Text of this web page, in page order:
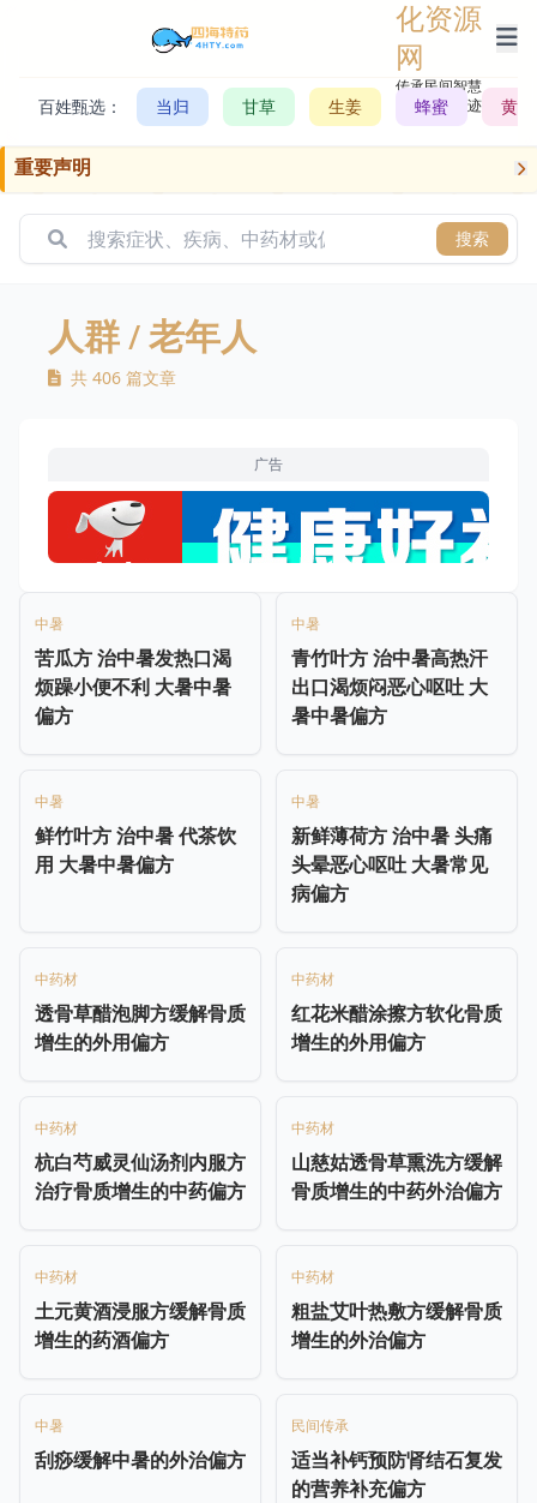
化资源
网
传承民间智慧，
记录历史轨迹
百姓甄选： 当归 甘草 生姜 蜂蜜 黄芪
重要声明
搜索
人群/ 老年人
共 406 篇文章
广告
中暑
苦瓜方 治中暑发热口渴
烦躁小便不利 大暑中暑
偏方
中暑
青竹叶方 治中暑高热汗
出口渴烦闷恶心呕吐 大
暑中暑偏方
中暑
鲜竹叶方 治中暑 代茶饮
用 大暑中暑偏方
中暑
新鲜薄荷方 治中暑 头痛
头晕恶心呕吐 大暑常见
病偏方
中药材
透骨草醋泡脚方缓解骨质
增生的外用偏方
中药材
红花米醋涂擦方软化骨质
增生的外用偏方
中药材
杭白芍威灵仙汤剂内服方
治疗骨质增生的中药偏方
中药材
山慈姑透骨草熏洗方缓解
骨质增生的中药外治偏方
中药材
土元黄酒浸服方缓解骨质
增生的药酒偏方
中药材
粗盐艾叶热敷方缓解骨质
增生的外治偏方
中暑
刮痧缓解中暑的外治偏方
民间传承
适当补钙预防肾结石复发
的营养补充偏方